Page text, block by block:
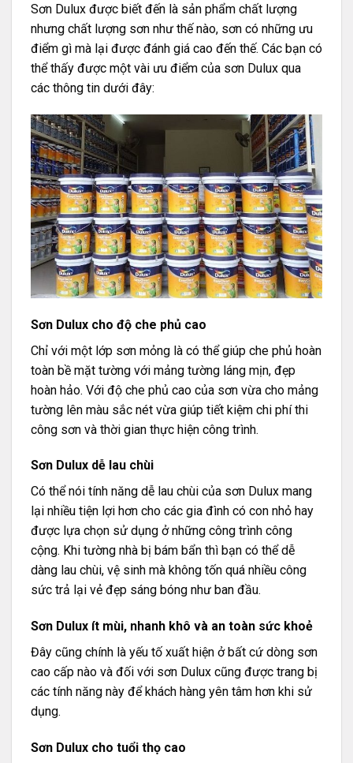
Sơn Dulux được biết đến là sản phẩm chất lượng
nhưng chất lượng sơn như thế nào, sơn có những ưu
điểm gì mà lại được đánh giá cao đến thế. Các bạn có
thể thấy được một vài ưu điểm của sơn Dulux qua
các thông tin dưới đây:
Sơn Dulux cho độ che phủ cao
Chỉ với một lớp sơn mỏng là có thể giúp che phủ hoàn
toàn bề mặt tường với mảng tường láng mịn, đẹp
hoàn hảo. Với độ che phủ cao của sơn vừa cho mảng
tường lên màu sắc nét vừa giúp tiết kiệm chi phí thi
công sơn và thời gian thực hiện công trình.
Sơn Dulux dễ lau chùi
Có thể nói tính năng dễ lau chùi của sơn Dulux mang
lại nhiều tiện lợi hơn cho các gia đình có con nhỏ hay
được lựa chọn sử dụng ở những công trình công
cộng. Khi tường nhà bị bám bẩn thì bạn có thể dễ
dàng lau chùi, vệ sinh mà không tốn quá nhiều công
sức trả lại vẻ đẹp sáng bóng như ban đầu.
Sơn Dulux ít mùi, nhanh khô và an toàn sức khoẻ
Đây cũng chính là yếu tố xuất hiện ở bất cứ dòng sơn
cao cấp nào và đối với sơn Dulux cũng được trang bị
các tính năng này để khách hàng yên tâm hơn khi sử
dụng.
Sơn Dulux cho tuổi thọ cao